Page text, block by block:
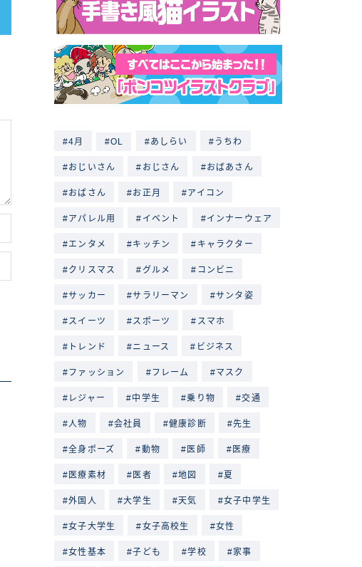
4月 OL あしらい うちわ
おじいさん おじさん おばあさん
おばさん お正月 アイコン
アパレル用 イベント インナーウェア
エンタメ キッチン キャラクター
クリスマス グルメ コンビニ
サッカー サラリーマン サンタ姿
スイーツ スポーツ スマホ
トレンド ニュース ビジネス
ファッション フレーム マスク
レジャー 中学生 乗り物 交通
人物 会社員 健康診断 先生
全身ポーズ 動物 医師 医療
医療素材 医者 地図 夏
外国人 大学生 天気 女子中学生
女子大学生 女子高校生 女性
女性基本 子ども 学校 家事